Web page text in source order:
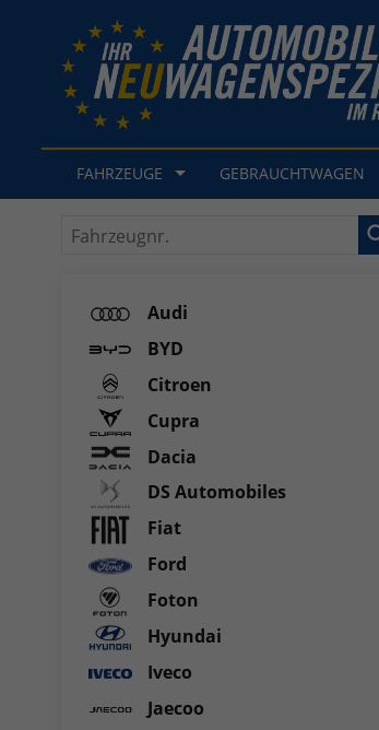
FAHRZEUGE GEBRAUCHTWAGEN
Fahrzeugnr.
Audi
BYD
Citroen
Cupra
Dacia
DS Automobiles
Fiat
Ford
Foton
Hyundai
Iveco
Jaecoo